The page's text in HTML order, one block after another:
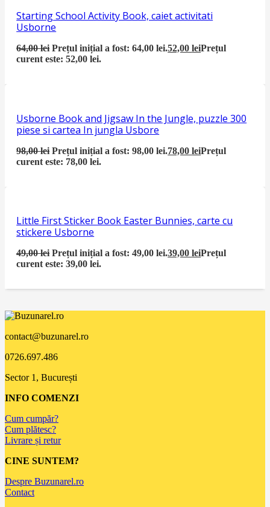
Starting School Activity Book, caiet activitati
Usborne
64,00lei Prețul inițial a fost: 64,00 lei.52,00leiPrețul
curent este: 52,00 lei.
Usborne Book and Jigsaw In the Jungle, puzzle 300
piese si cartea In jungla Usbore
98,00lei Prețul inițial a fost: 98,00 lei.78,00leiPrețul
curent este: 78,00 lei.
Little First Sticker Book Easter Bunnies, carte cu
stickere Usborne
49,00lei Prețul inițial a fost: 49,00 lei.39,00leiPrețul
curent este: 39,00 lei.
contact@buzunarel.ro
0726.697.486
Sector 1, București
INFO COMENZI
Cum cumpăr?
Cum plătesc?
Livrare și retur
CINE SUNTEM?
Despre Buzunarel.ro
Contact